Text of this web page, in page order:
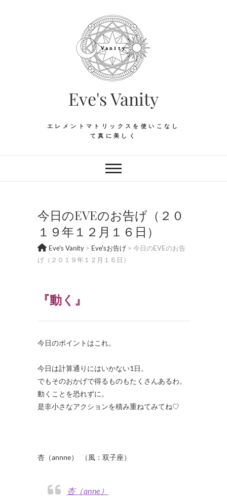
Eve's Vanity
エレメントマトリックスを使いこなし
て真に美しく
今日のEVEのお告げ（２０
１９年１２月１６日）
Eve's Vanity > Eve'sお告げ > 今日のEVEのお告
げ（２０１９年１２月１６日）
『動く』
今日のポイントはこれ。
今日は計算通りにはいかない1日。
でもそのおかげで得るものもたくさんあるわ。
動くことを恐れずに。
是非小さなアクションを積み重ねてみてね♡
杏（annne） （風：双子座）
杏（anne）